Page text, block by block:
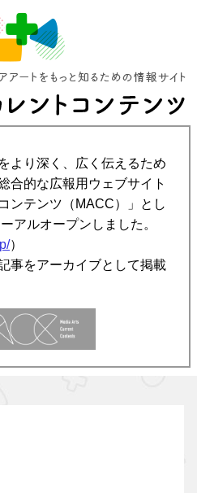
より深く、広く伝えるため
合的な広報用ウェブサイト
ンテンツ（MACC）」とし
アルオープンしました。
）
事をアーカイブとして掲載